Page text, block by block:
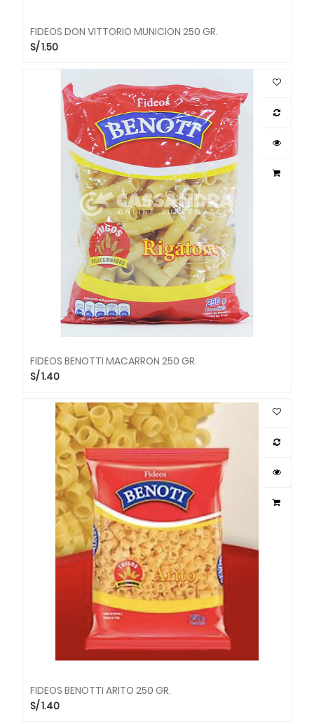
FIDEOS DON VITTORIO MUNICION 250 GR.
S/1.50
FIDEOS BENOTTI MACARRON 250 GR.
S/1.40
FIDEOS BENOTTI ARITO 250 GR.
S/1.40